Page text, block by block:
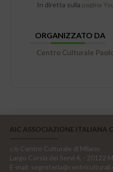
In diretta sulla pagina
ORGANIZZATO DA
Centro Culturale
AIC ASSOCIAZIONE ITALIANA
c/o Centro Culturale di Milano
Largo Corsia dei Servi 4, - 20122
E-mail: